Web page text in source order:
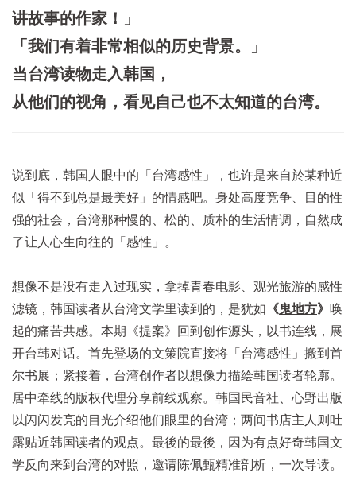
讲故事的作家！」
「我们有着非常相似的历史背景。」
当台湾读物走入韩国，
从他们的视角，看见自己也不太知道的台湾。
说到底，韩国人眼中的「台湾感性」，也许是来自於某种近
似「得不到总是最美好」的情感吧。身处高度竞争、目的性
强的社会，台湾那种慢的、松的、质朴的生活情调，自然成
了让人心生向往的「感性」。
想像不是没有走入过现实，拿掉青春电影、观光旅游的感性
滤镜，韩国读者从台湾文学里读到的，是犹如 《鬼地方》 唤
起的痛苦共感。本期《提案》回到创作源头，以书连线，展
开台韩对话。首先登场的文策院直接将「台湾感性」搬到首
尔书展；紧接着，台湾创作者以想像力描绘韩国读者轮廓。
居中牵线的版权代理分享前线观察。韩国民音社、心野出版
以闪闪发亮的目光介绍他们眼里的台湾；两间书店主人则吐
露贴近韩国读者的观点。最後的最後，因为有点好奇韩国文
学反向来到台湾的对照，邀请陈佩甄精准剖析，一次导读。